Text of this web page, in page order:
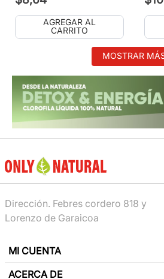
AGREGAR AL
CARRITO
MOSTRAR
Dirección. Febres cordero 818 y
Lorenzo de Garaicoa
MI CUENTA
ACERCA DE